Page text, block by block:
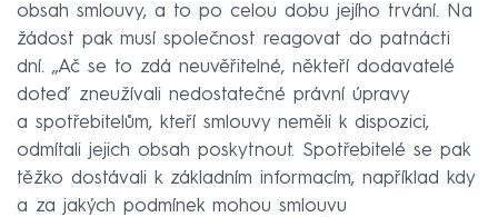
obsah smlouvy, a to po celou dobu jejího trvání. Na
žádost pak musí společnost reagovat do patnácti
dní. „Ač se to zdá neuvěřitelné, někteří dodavatelé
doteď zneužívali nedostatečné právní úpravy
a spotřebitelům, kteří smlouvy neměli k dispozici,
odmítali jejich obsah poskytnout. Spotřebitelé se pak
těžko dostávali k základním informacím, například kdy
a za jakých podmínek mohou smlouvu